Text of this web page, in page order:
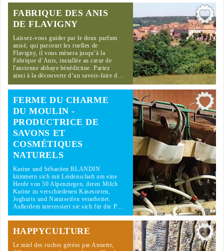
FABRIQUE DES ANIS
DE FLAVIGNY
Laissez-vous guider par le doux parfum
anisé, qui parcourt les ruelles de
Flavigny, il vous mènera jusqu’à la
Fabrique d’Anis, installée au cœur de
l'ancienne abbaye bénédictine. Partez
ainsi à la découverte d’un savoir-faire d…
FERME DU CHARME
DU MOULIN -
PRODUCTRICE DE
SAVONS ET
COSMÉTIQUES
NATURELS
Karine und Sébastien BLANDIN
kümmern sich mit Leidenschaft um eine
Herde von 50 Alpenziegen, deren Milch
Karine zu verschiedenen Käsesorten,
Joghurts und Naturseifen verarbeitet.
Außerdem interessiert sie sich für die P…
HAPPYCULTURE
Le miel des ruches gérées par Annette,